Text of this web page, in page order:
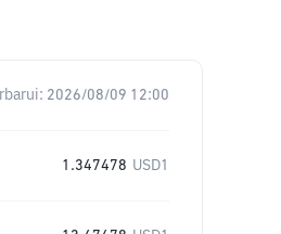
2026/08/09 12:00
1.347478 USD1